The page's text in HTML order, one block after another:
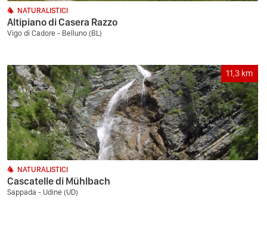
NATURALISTICI
Altipiano di Casera Razzo
Vigo di Cadore - Belluno (BL)
11,3 km
NATURALISTICI
Cascatelle di Mühlbach
Sappada - Udine (UD)